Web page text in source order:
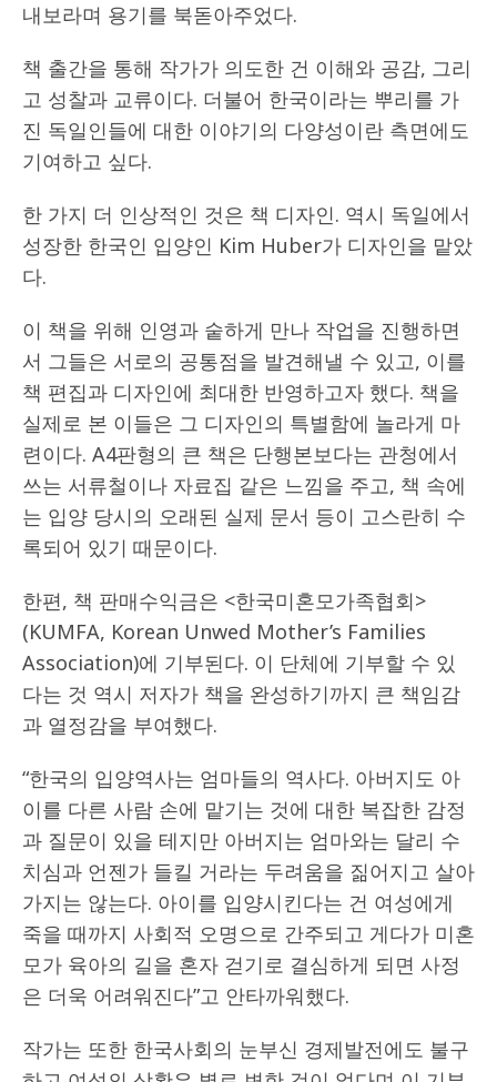
내보라며 용기를 북돋아주었다.
책 출간을 통해 작가가 의도한 건 이해와 공감, 그리
고 성찰과 교류이다. 더불어 한국이라는 뿌리를 가
진 독일인들에 대한 이야기의 다양성이란 측면에도
기여하고 싶다.
한 가지 더 인상적인 것은 책 디자인. 역시 독일에서
성장한 한국인 입양인 Kim Huber가 디자인을 맡았
다.
이 책을 위해 인영과 숱하게 만나 작업을 진행하면
서 그들은 서로의 공통점을 발견해낼 수 있고, 이를
책 편집과 디자인에 최대한 반영하고자 했다. 책을
실제로 본 이들은 그 디자인의 특별함에 놀라게 마
련이다. A4판형의 큰 책은 단행본보다는 관청에서
쓰는 서류철이나 자료집 같은 느낌을 주고, 책 속에
는 입양 당시의 오래된 실제 문서 등이 고스란히 수
록되어 있기 때문이다.
한편, 책 판매수익금은 <한국미혼모가족협회>
(KUMFA, Korean Unwed Mother’s Families
Association)에 기부된다. 이 단체에 기부할 수 있
다는 것 역시 저자가 책을 완성하기까지 큰 책임감
과 열정감을 부여했다.
“한국의 입양역사는 엄마들의 역사다. 아버지도 아
이를 다른 사람 손에 맡기는 것에 대한 복잡한 감정
과 질문이 있을 테지만 아버지는 엄마와는 달리 수
치심과 언젠가 들킬 거라는 두려움을 짊어지고 살아
가지는 않는다. 아이를 입양시킨다는 건 여성에게
죽을 때까지 사회적 오명으로 간주되고 게다가 미혼
모가 육아의 길을 혼자 걷기로 결심하게 되면 사정
은 더욱 어려워진다”고 안타까워했다.
작가는 또한 한국사회의 눈부신 경제발전에도 불구